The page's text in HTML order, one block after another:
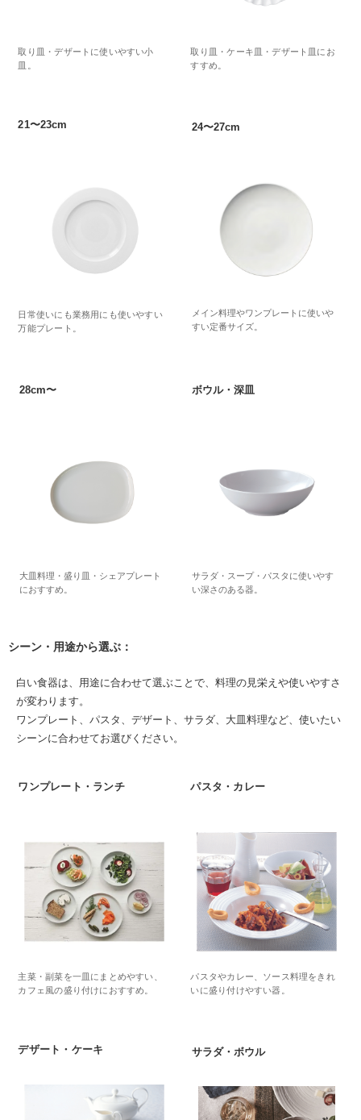
取り皿・デザートに使いやすい小
皿。
取り皿・ケーキ皿・デザート皿にお
すすめ。
21〜23cm
日常使いにも業務用にも使いやすい
万能プレート。
24〜27cm
メイン料理やワンプレートに使いや
すい定番サイズ。
28cm〜
大皿料理・盛り皿・シェアプレート
におすすめ。
ボウル・深皿
サラダ・スープ・パスタに使いやす
い深さのある器。
シーン・用途から選ぶ：
白い食器は、用途に合わせて選ぶことで、料理の見栄えや使いやすさ
が変わります。
ワンプレート、パスタ、デザート、サラダ、大皿料理など、使いたい
シーンに合わせてお選びください。
ワンプレート・ランチ
主菜・副菜を一皿にまとめやすい、
カフェ風の盛り付けにおすすめ。
パスタ・カレー
パスタやカレー、ソース料理をきれ
いに盛り付けやすい器。
デザート・ケーキ サラダ・ボウル